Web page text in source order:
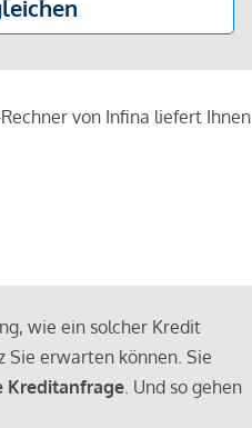
von Infina liefert Ihnen
wie ein solcher Kredit
Sie erwarten können. Sie
Kreditanfrage. Und so gehen